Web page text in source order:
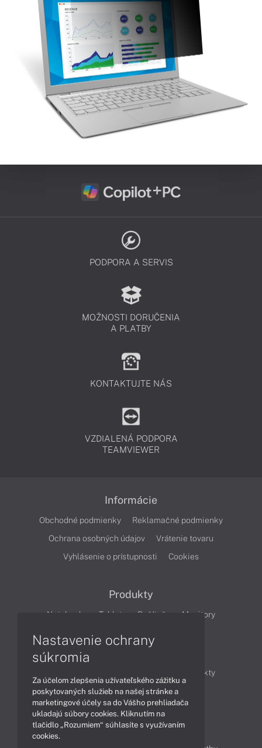
PODPORA A SERVIS
MOŽNOSTI DORUČENIA
A PLATBY
KONTAKTUJTE NÁS
VZDIALENÁ PODPORA
TEAMVIEWER
Informácie
Obchodné podmienky
Reklamačné podmienky
Ochrana osobných údajov
Vrátenie tovaru
Vyhlásenie o prístupnosti
Cookies
Produkty
Notebooky Tablety Počítače Monitory
Produkty
Technológie
Videá
Obsah
Nastavenie ochrany
súkromia
Za účelom zlepšenia užívateľského zážitku a
poskytovaných služieb na našej stránke a
marketingové účely sa do Vášho prehliadača
ukladajú súbory cookies. Kliknutím na
tlačidlo „Rozumiem“ súhlasíte s využívaním
cookies.